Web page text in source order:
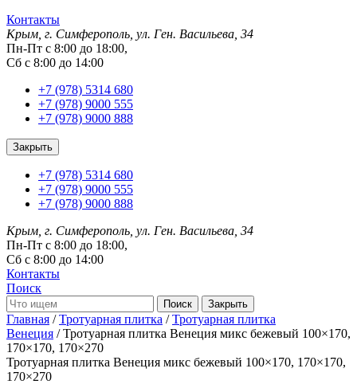
Контакты
Крым, г. Симферополь, ул. Ген. Васильева, 34
Пн-Пт с 8:00 до 18:00,
Сб с 8:00 до 14:00
+7 (978) 5314 680
+7 (978) 9000 555
+7 (978) 9000 888
Закрыть
+7 (978) 5314 680
+7 (978) 9000 555
+7 (978) 9000 888
Крым, г. Симферополь, ул. Ген. Васильева, 34
Пн-Пт с 8:00 до 18:00,
Сб с 8:00 до 14:00
Контакты
Поиск
Закрыть
Главная /Тротуарная плитка /Тротуарная плитка
Венеция / Тротуарная плитка Венеция микс бежевый 100×170,
170×170, 170×270
Тротуарная плитка Венеция микс бежевый 100×170, 170×170,
170×270